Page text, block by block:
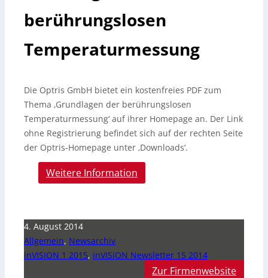
berührungslosen
Temperaturmessung
Die Optris GmbH bietet ein kostenfreies PDF zum
Thema ‚Grundlagen der berührungslosen
Temperaturmessung‘ auf ihrer Homepage an. Der Link
ohne Registrierung befindet sich auf der rechten Seite
der Optris-Homepage unter ‚Downloads‘.
Weitere Information
4. August 2014
Allgemein, Newsarchiv
inVISION 1 2015, inVISION Newsletter 15 2014
Zur Firmenwebsite